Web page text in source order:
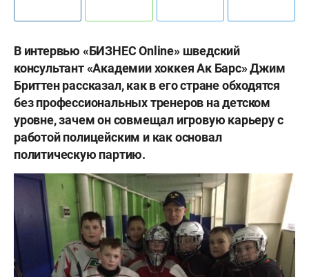
В интервью «БИЗНЕСOnline» шведский
консультант «Академии хоккея Ак Барс» Джим
Бриттен рассказал, как в его стране обходятся
без профессиональных тренеров на детском
уровне, зачем он совмещал игровую карьеру с
работой полицейским и как основал
политическую партию.